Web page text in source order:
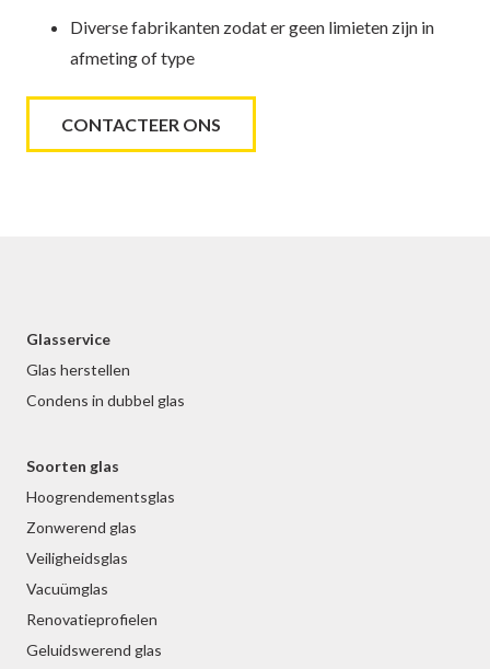
Diverse fabrikanten zodat er geen limieten zijn in
afmeting of type
CONTACTEER ONS
Glasservice
Glas herstellen
Condens in dubbel glas
Soorten glas
Hoogrendementsglas
Zonwerend glas
Veiligheidsglas
Vacuümglas
Renovatieprofielen
Geluidswerend glas